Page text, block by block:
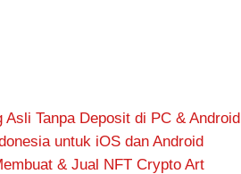
Tanpa Deposit di PC & Android
untuk iOS dan Android
& Jual NFT Crypto Art